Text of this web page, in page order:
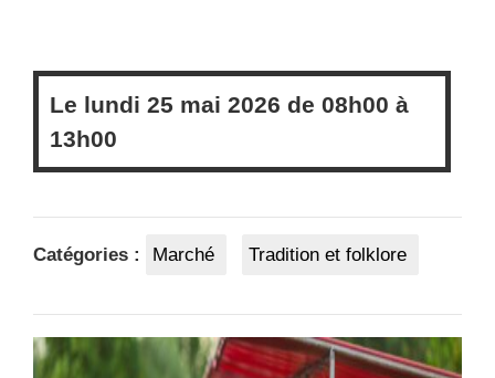
Le lundi 25 mai 2026 de 08h00 à
13h00
Catégories : Marché Tradition et folklore